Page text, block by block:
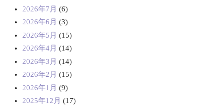
2026年7月 (6)
2026年6月 (3)
2026年5月 (15)
2026年4月 (14)
2026年3月 (14)
2026年2月 (15)
2026年1月 (9)
2025年12月 (17)